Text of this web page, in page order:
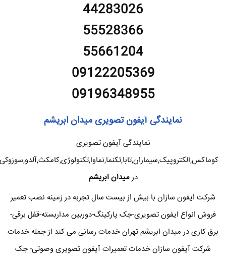
44283026
55528366
55661204
09122205369
09196348955
نمایندگی آیفون تصویری میدان ابریشم
نمایندگی آیفون تصویری
کوماکس,الکتروپیک,سیماران,تابا,تکنما,نماوا,تکنولوژی,کامکث,آلدو,سوزوکی
درمیدان ابریشم
شرکت ایفون سازان با بیش از بیست سال تجربه در زمینه نصب تعمیر
فروش انواع ایفون تصویری-جک پارکینگ-دوربین مداربسته-قفل برقی-
برق کاری در میدان ابریشم تهران خدمات رسانی می کند از جمله خدمات
شرکت آیفون سازان خدمات تعمیرات آیفون تصویری وصوتی- جک